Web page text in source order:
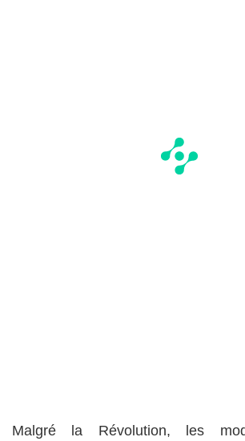
Malgré la Révolution, les